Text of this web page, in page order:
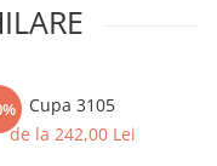
Cupa 3105
de la 242,00 Lei